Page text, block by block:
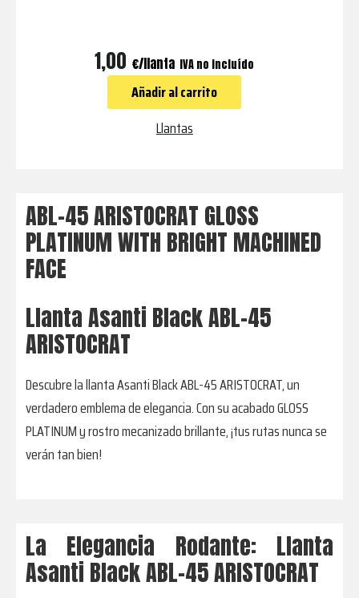
MACHINED
FACE
cantidad
1,00 € IVA no incluído
Añadir al carrito
Llantas
ABL-45 ARISTOCRAT GLOSS
PLATINUM WITH BRIGHT MACHINED
FACE
Llanta Asanti Black ABL-45
ARISTOCRAT
Descubre la llanta Asanti Black ABL-45 ARISTOCRAT, un
verdadero emblema de elegancia. Con su acabado GLOSS
PLATINUM y rostro mecanizado brillante, ¡tus rutas nunca se
verán tan bien!
La Elegancia Rodante: Llanta
Asanti Black ABL-45 ARISTOCRAT